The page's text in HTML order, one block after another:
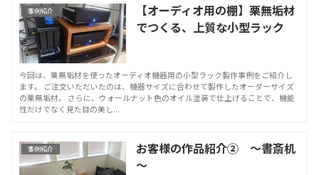
事例紹介
【オーディオ用の棚】栗無垢材
でつくる、上質な小型ラック
今回は、栗無垢材を使ったオーディオ機器用の小型ラック製作事例をご紹介し
ます。 ご注文いただいたのは、機器サイズに合わせて製作したオーダーサイズ
の栗無垢材。 さらに、ウォールナット色のオイル塗装で仕上げることで、機能
性だけでなく見た目の美し...
事例紹介
お客様の作品紹介② ～書斎机
～